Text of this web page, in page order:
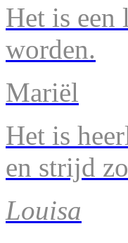
Het is een
worden.
Mariël
Het is
en strijd
Louisa